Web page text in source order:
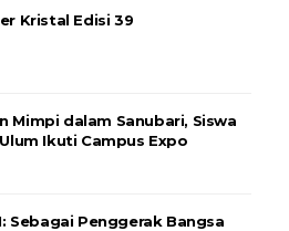
Kristal Edisi 39
Mimpi dalam Sanubari, Siswa
Ikuti Campus Expo
Sebagai Penggerak Bangsa